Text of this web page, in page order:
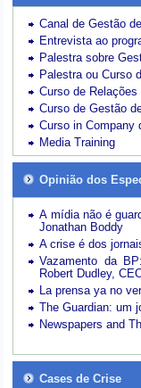
Canal de Gestão
Entrevista ao
Palestra sobre
Palestra ou Curso
Curso de
Curso de Gestão
Curso in Company
Media Training
Opinião dos
A mídia não é
Jonathan Boddy
A crise é dos
Vazamento da
Robert Dudley,
La prensa ya no
The Guardian: um
Newspapers and
Cases de Crise